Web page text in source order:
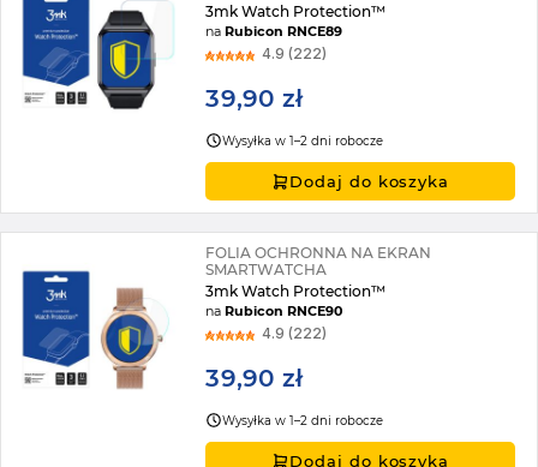
3mk Watch Protection™
naRubicon RNCE89
4.9 (222)
39,90 zł
Wysyłka w 1–2 dni robocze
Dodaj do koszyka
FOLIA OCHRONNA NA EKRAN
SMARTWATCHA
3mk Watch Protection™
naRubicon RNCE90
4.9 (222)
39,90 zł
Wysyłka w 1–2 dni robocze
Dodaj do koszyka